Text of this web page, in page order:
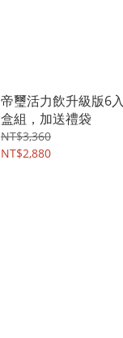
帝璽活力飲升級版6
盒組，加送禮袋
NT$3,360
NT$2,880